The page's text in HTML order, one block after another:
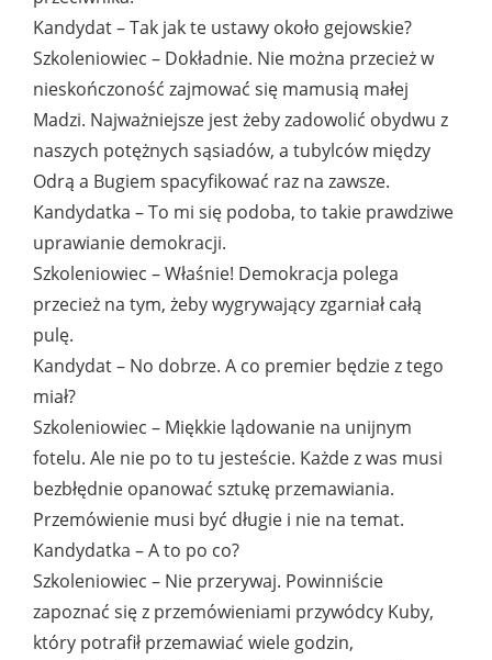
Kandydat – Tak jak te ustawy około gejowskie?
Szkoleniowiec – Dokładnie. Nie można przecież w
nieskończoność zajmować się mamusią małej
Madzi. Najważniejsze jest żeby zadowolić obydwu z
naszych potężnych sąsiadów, a tubylców między
Odrą a Bugiem spacyfikować raz na zawsze.
Kandydatka – To mi się podoba, to takie prawdziwe
uprawianie demokracji.
Szkoleniowiec – Właśnie! Demokracja polega
przecież na tym, żeby wygrywający zgarniał całą
pulę.
Kandydat – No dobrze. A co premier będzie z tego
miał?
Szkoleniowiec – Miękkie lądowanie na unijnym
fotelu. Ale nie po to tu jesteście. Każde z was musi
bezbłędnie opanować sztukę przemawiania.
Przemówienie musi być długie i nie na temat.
Kandydatka – A to po co?
Szkoleniowiec – Nie przerywaj. Powinniście
zapoznać się z przemówieniami przywódcy Kuby,
który potrafił przemawiać wiele godzin,